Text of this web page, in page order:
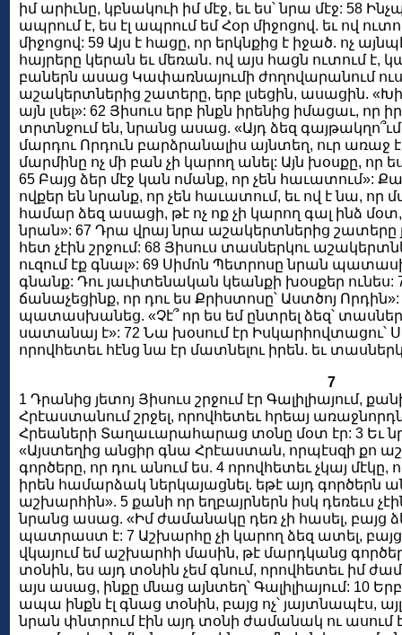
իմ արիւնը, կբնակուի իմ մէջ, եւ ես՝ նրա մէջ: 58
ապրում է, ես էլ ապրում եմ Հօր միջոցով. եւ ով
միջոցով: 59 Այս է հացը, որ երկնքից է իջած. ոչ
հայրերը կերան եւ մեռան. ով այս հացն ուտում է,
բաներն ասաց Կափառնայումի ժողովարանում
աշակերտներից շատերը, երբ լսեցին, ասացին.
այն լսել»: 62 Յիսուս երբ ինքն իրենից իմացաւ,
տրտնջում են, նրանց ասաց. «Այդ ձեզ
մարդու Որդուն բարձրանալիս այնտեղ, ուր առաջ
մարմինը ոչ մի բան չի կարող անել: Այն խօսքը, որ
65 Բայց ձեր մէջ կան ոմանք, որ չեն հաւատում»:
ովքեր են նրանք, որ չեն հաւատում, եւ ով է նա, որ
համար ձեզ ասացի, թէ ոչ ոք չի կարող գալ ինձ
նրան»: 67 Դրա վրայ նրա աշակերտներից շատերը
հետ չէին շրջում: 68 Յիսուս տասներկու
ուզում էք գնալ»: 69 Սիմոն Պետրոսը նրան
գնանք: Դու յաւիտենական կեանքի խօսքեր ունես:
ճանաչեցինք, որ դու ես Քրիստոսը՝ Աստծոյ
պատասխանեց. «Չէ՞ որ ես եմ ընտրել ձեզ՝
սատանայ է»: 72 Նա խօսում էր Իսկարիովտացու՝
որովհետեւ հէնց նա էր մատնելու իրեն. եւ
7
1 Դրանից յետոյ Յիսուս շրջում էր Գալիլիայում,
Հրէաստանում շրջել, որովհետեւ հրեայ
Հրեաների Տաղաւարահարաց տօնը մօտ էր: 3 Եւ
«Այստեղից անցիր գնա Հրէաստան, որպէսզի քո
գործերը, որ դու անում ես. 4 որովհետեւ չկայ մէկը,
իրեն համարձակ ներկայացնել. եթէ այդ գործերն
աշխարհին». 5 քանի որ եղբայրներն իսկ դեռեւս
նրանց ասաց. «Իմ ժամանակը դեռ չի հասել, բայց
պատրաստ է: 7 Աշխարհը չի կարող ձեզ ատել, բայց
վկայում եմ աշխարհի մասին, թէ մարդկանց
տօնին, ես այդ տօնին չեմ գնում, որովհետեւ իմ
այս ասաց, ինքը մնաց այնտեղ՝ Գալիլիայում: 10
ապա ինքն էլ գնաց տօնին, բայց ոչ՝ յայտնապէս,
նրան փնտրում էին այդ տօնի ժամանակ ու ասում